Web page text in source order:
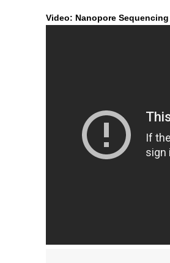
Video: Nanopore Sequencing